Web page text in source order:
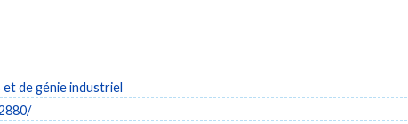
de génie industriel